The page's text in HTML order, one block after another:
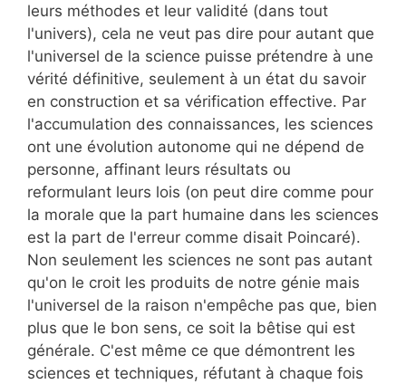
leurs méthodes et leur validité (dans tout
l'univers), cela ne veut pas dire pour autant que
l'universel de la science puisse prétendre à une
vérité définitive, seulement à un état du savoir
en construction et sa vérification effective. Par
l'accumulation des connaissances, les sciences
ont une évolution autonome qui ne dépend de
personne, affinant leurs résultats ou
reformulant leurs lois (on peut dire comme pour
la morale que la part humaine dans les sciences
est la part de l'erreur comme disait Poincaré).
Non seulement les sciences ne sont pas autant
qu'on le croit les produits de notre génie mais
l'universel de la raison n'empêche pas que, bien
plus que le bon sens, ce soit la bêtise qui est
générale. C'est même ce que démontrent les
sciences et techniques, réfutant à chaque fois